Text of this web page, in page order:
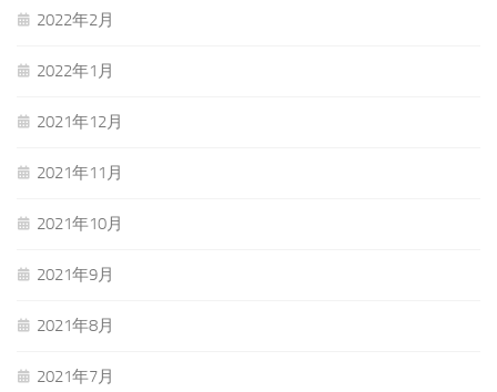
2022年2月
2022年1月
2021年12月
2021年11月
2021年10月
2021年9月
2021年8月
2021年7月